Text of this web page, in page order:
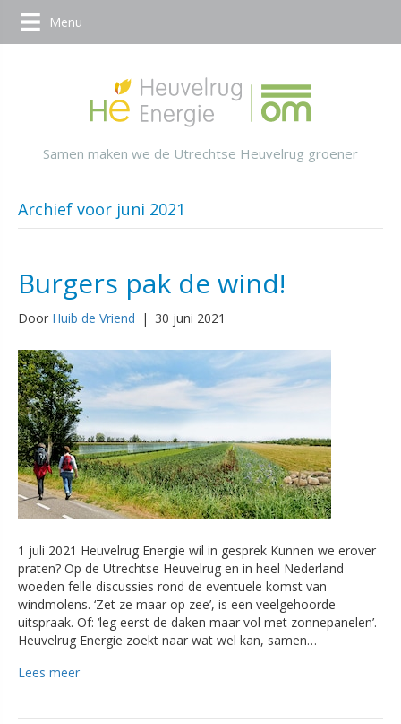
Menu
Samen maken we de Utrechtse Heuvelrug groener
Archief voor juni 2021
Burgers pak de wind!
Door Huib de Vriend | 30 juni 2021
1 juli 2021 Heuvelrug Energie wil in gesprek Kunnen we erover
praten? Op de Utrechtse Heuvelrug en in heel Nederland
woeden felle discussies rond de eventuele komst van
windmolens. ‘Zet ze maar op zee’, is een veelgehoorde
uitspraak. Of: ‘leg eerst de daken maar vol met zonnepanelen’.
Heuvelrug Energie zoekt naar wat wel kan, samen…
Lees meer